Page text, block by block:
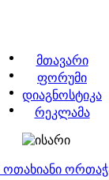
მთავარი
ფორუმი
დიაგნოსტიკა
რეკლამა
ოთახიანი